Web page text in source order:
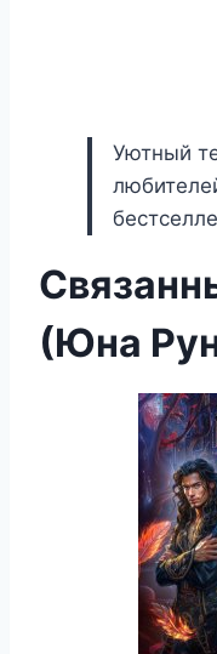
Уютный
(Юна